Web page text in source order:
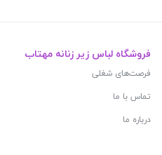
فروشگاه لباس زیر زنانه مهتاب
فرصت‌های شغلی
تماس با ما
درباره ما